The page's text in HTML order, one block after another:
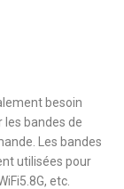
besoin
les bandes de
Les bandes
utilisées pour
etc.